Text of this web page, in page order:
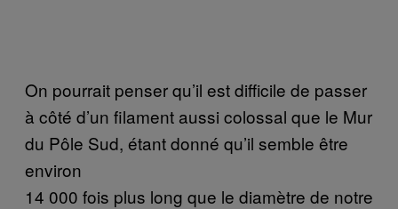
On pourrait penser qu’il est difficile de passer
à côté d’un filament aussi colossal que le Mur
du Pôle Sud, étant donné qu’il semble être
environ
14 000 fois plus long que le diamètre de notre